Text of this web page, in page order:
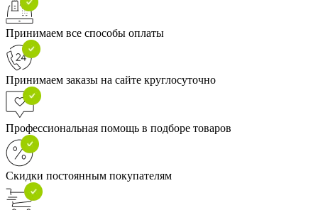
Принимаем все способы оплаты
Принимаем заказы на сайте круглосуточно
Профессиональная помощь в подборе товаров
Скидки постоянным покупателям